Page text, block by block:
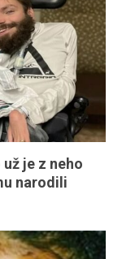
je z neho
narodili